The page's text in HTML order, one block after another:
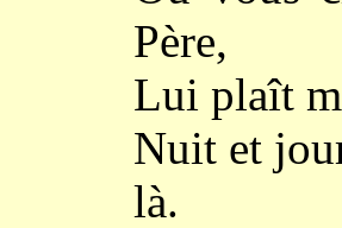
Père,
Lui plaît
Nuit et
là.